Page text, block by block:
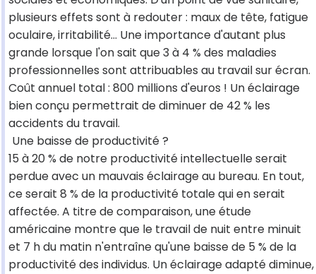
plusieurs effets sont à redouter : maux de tête, fatigue
oculaire, irritabilité… Une importance d'autant plus
grande lorsque l'on sait que 3 à 4 % des maladies
professionnelles sont attribuables au travail sur écran.
Coût annuel total : 800 millions d'euros ! Un éclairage
bien conçu permettrait de diminuer de 42 % les
accidents du travail.
Une baisse de productivité ?
15 à 20 % de notre productivité intellectuelle serait
perdue avec un mauvais éclairage au bureau. En tout,
ce serait 8 % de la productivité totale qui en serait
affectée. A titre de comparaison, une étude
américaine montre que le travail de nuit entre minuit
et 7 h du matin n'entraîne qu'une baisse de 5 % de la
productivité des individus. Un éclairage adapté diminue,